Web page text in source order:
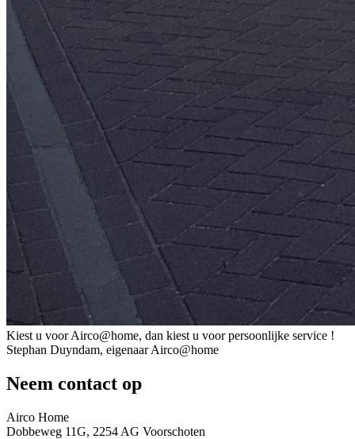
Kiest u voor Airco@home, dan kiest u voor persoonlijke service !
Stephan Duyndam, eigenaar Airco@home
Neem contact op
Airco Home
Dobbeweg 11G, 2254 AG Voorschoten